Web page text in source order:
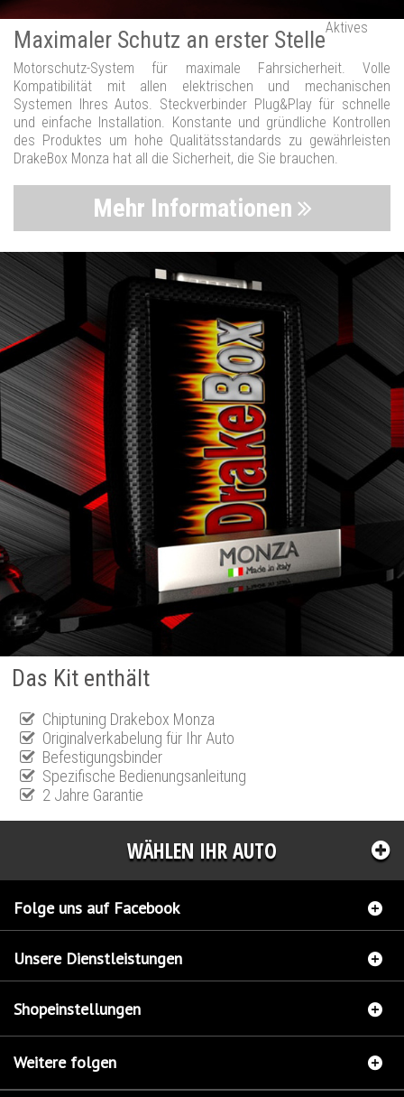
Maximaler Schutz an erster StelleAktives
Motorschutz-System für maximale Fahrsicherheit. Volle
Kompatibilität mit allen elektrischen und mechanischen
Systemen Ihres Autos. Steckverbinder Plug&Play für schnelle
und einfache Installation. Konstante und gründliche Kontrollen
des Produktes um hohe Qualitätsstandards zu gewährleisten
DrakeBox Monza hat all die Sicherheit, die Sie brauchen.
Mehr Informationen
Das Kit enthält
Chiptuning Drakebox Monza
Originalverkabelung für Ihr Auto
Befestigungsbinder
Spezifische Bedienungsanleitung
2 Jahre Garantie
WÄHLEN IHR AUTO
Folge uns auf Facebook
Unsere Dienstleistungen
Shopeinstellungen
Weitere folgen